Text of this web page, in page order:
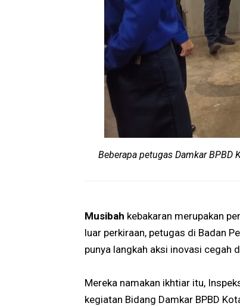
Beberapa petugas Damkar BPBD
Musibah kebakaran merupakan
luar perkiraan, petugas di Badan
punya langkah aksi inovasi cegah
Mereka namakan ikhtiar itu,
kegiatan Bidang Damkar BPBD